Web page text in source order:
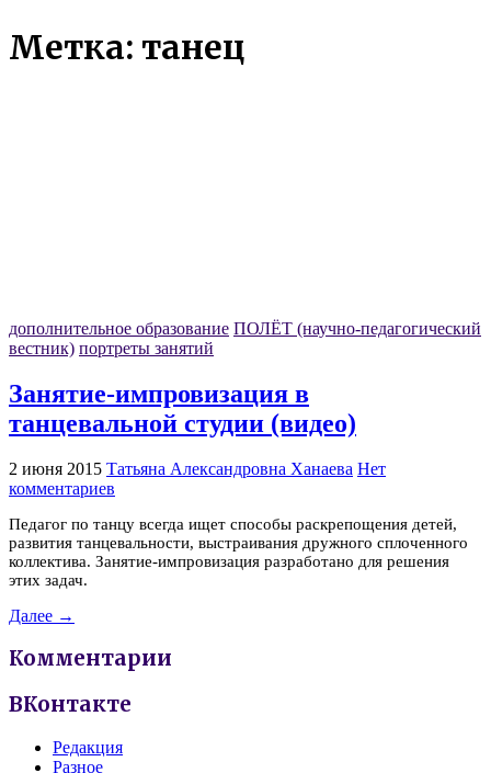
Метка: танец
дополнительное образование ПОЛЁТ (научно-педагогический
вестник) портреты занятий
Занятие-импровизация в
танцевальной студии (видео)
2 июня 2015 Татьяна Александровна Ханаева Нет
комментариев
Педагог по танцу всегда ищет способы раскрепощения детей,
развития танцевальности, выстраивания дружного сплоченного
коллектива. Занятие-импровизация разработано для решения
этих задач.
Далее →
Комментарии
ВКонтакте
Редакция
Разное